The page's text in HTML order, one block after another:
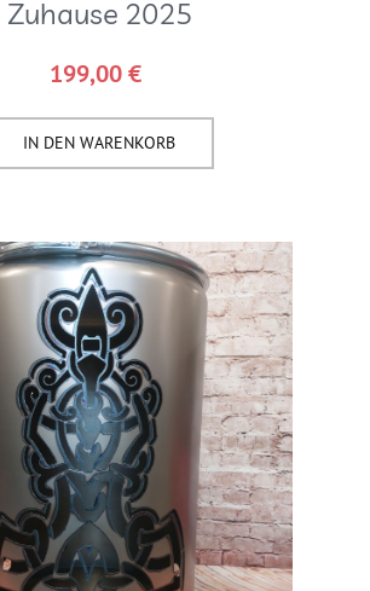
Zuhause 2025
199,00€
IN DEN WARENKORB​